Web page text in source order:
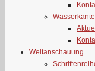
Wasserkante
Aktuell
Weltanschauung